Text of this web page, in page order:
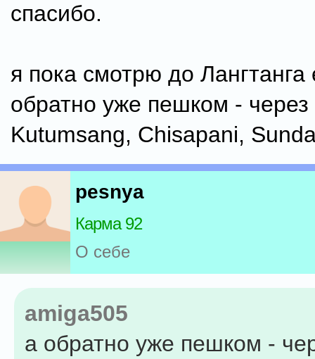
спасибо.
я пока смотрю до Лангтанга
обратно уже пешком -
Kutumsang, Chisapani,
pesnya
Карма 92
О себе
amiga505
а обратно уже пешком -